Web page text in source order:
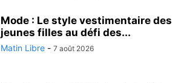
Mode : Le style vestimentaire des
jeunes filles au défi des...
Matin Libre - 7 août 2026